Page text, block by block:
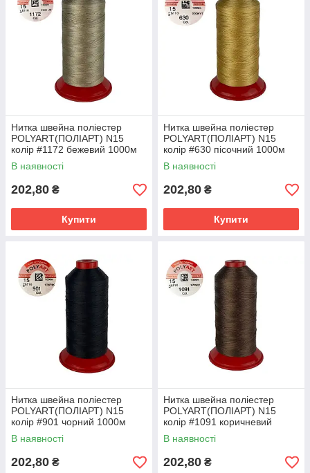
Нитка швейна поліестер
POLYART(ПОЛІАРТ) N15
колір #1172 бежевий 1000м
(ОРИГІНАЛ, ТУРЕЧЧИНА)
В наявності
202,80 ₴
Купити
Нитка швейна поліестер
POLYART(ПОЛІАРТ) N15
колір #630 пісочний 1000м
(ОРИГІНАЛ, ТУРЕЧЧИНА)
В наявності
202,80 ₴
Купити
Нитка швейна поліестер
POLYART(ПОЛІАРТ) N15
колір #901 чорний 1000м
(ОРИГІНАЛ, ТУРЕЧЧИНА)
В наявності
202,80 ₴
Нитка швейна поліестер
POLYART(ПОЛІАРТ) N15
колір #1091 коричневий
1000м (ОРИГІНАЛ,
ТУРЕЧЧИНА)
В наявності
202,80 ₴